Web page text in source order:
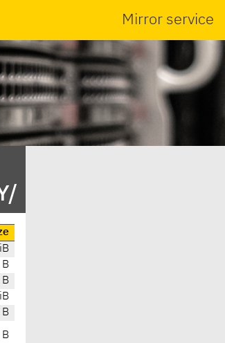
Mirror service